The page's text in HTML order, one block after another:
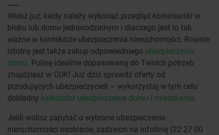
Wiesz już, kiedy należy wykonać przegląd kominiarski w
bloku lub domu jednorodzinnym i dlaczego jest to tak
ważne w kontekście ubezpieczenia nieruchomości. Równie
istotny jest także zakup odpowiedniego ubezpieczenia
domu. Polisę idealnie dopasowaną do Twoich potrzeb
znajdziesz w CUK! Już dziś sprawdź oferty od
przodujących ubezpieczycieli – wykorzystaj w tym celu
dokładny kalkulator ubezpieczenia domu i mieszkania.
Jeśli wolisz zapytać o wybrane ubezpieczenie
nieruchomości osobiście, zadzwoń na infolinię (22 27 00